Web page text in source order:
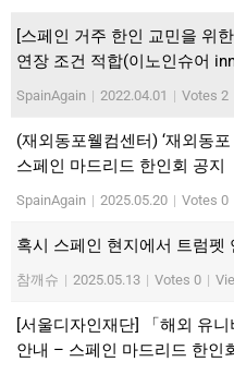
[스페인 거주 한인 교민을 위
연장 조건 적합(이노인슈어
SpainAgain | 2022.04.01 | Votes 2
(재외동포웰컴센터) ‘재외동
스페인 마드리드 한인회 공지
SpainAgain | 2025.05.20 | Votes 0
혹시 스페인 현지에서 트럼펫
참깨슈 | 2025.05.13 | Votes 0 |
[서울디자인재단] 「해외 유
안내 – 스페인 마드리드 한인